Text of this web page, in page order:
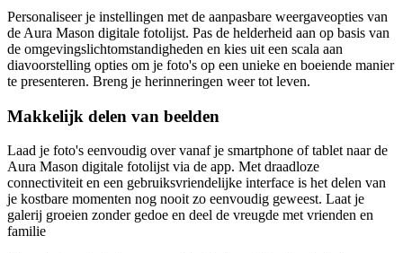
Personaliseer je instellingen met de aanpasbare weergaveopties van
de Aura Mason digitale fotolijst. Pas de helderheid aan op basis van
de omgevingslichtomstandigheden en kies uit een scala aan
diavoorstelling opties om je foto's op een unieke en boeiende manier
te presenteren. Breng je herinneringen weer tot leven.
Makkelijk delen van beelden
Laad je foto's eenvoudig over vanaf je smartphone of tablet naar de
Aura Mason digitale fotolijst via de app. Met draadloze
connectiviteit en een gebruiksvriendelijke interface is het delen van
je kostbare momenten nog nooit zo eenvoudig geweest. Laat je
galerij groeien zonder gedoe en deel de vreugde met vrienden en
familie